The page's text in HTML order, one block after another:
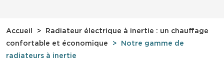
Accueil
Radiateur électrique à inertie : un chauffage
confortable et économique
Notre gamme de
radiateurs à inertie